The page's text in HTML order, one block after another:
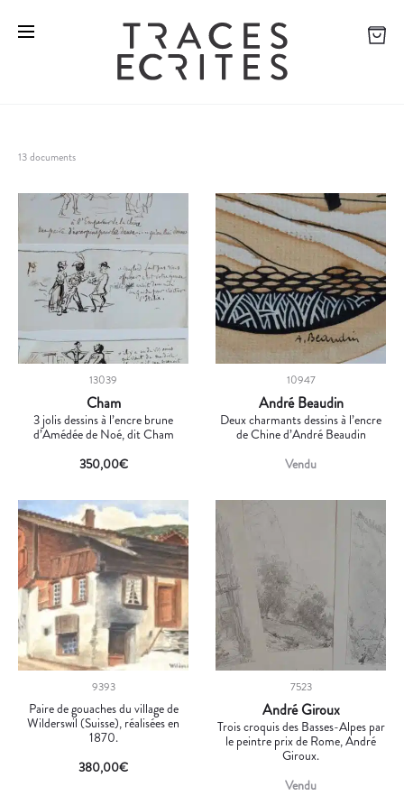
13 documents
13039
Cham
3 jolis dessins à l’encre brune
d’Amédée de Noé, dit Cham
350,00€
10947
André Beaudin
Deux charmants dessins à l’encre
de Chine d’André Beaudin
Vendu
9393
Paire de gouaches du village de
Wilderswil (Suisse), réalisées en
1870.
380,00€
7523
André Giroux
Trois croquis des Basses-Alpes par
le peintre prix de Rome, André
Giroux.
Vendu